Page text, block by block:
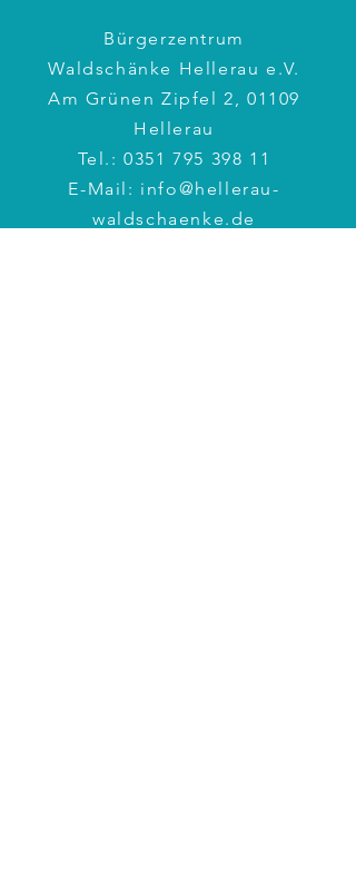
Bürgerzentrum
Waldschänke Hellerau e.V.
Am Grünen Zipfel 2, 01109
Hellerau
Tel.:0351 795 398 11
E-Mail: info@hellerau-
waldschaenke.de